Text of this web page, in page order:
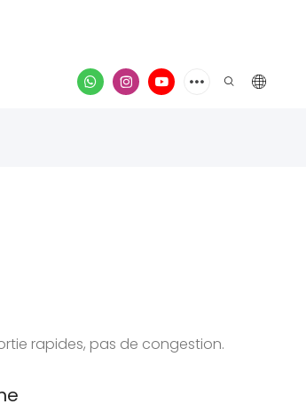
vidéo
rapides, pas de congestion.